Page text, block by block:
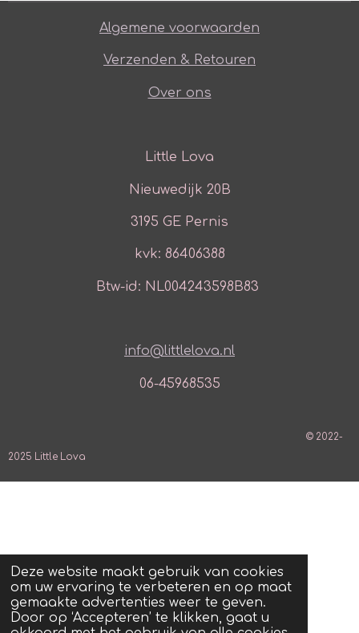
Deze website maakt gebruik van cookies
om uw ervaring te verbeteren en op maat
gemaakte advertenties weer te geven.
Door op ‘Accepteren’ te klikken, gaat u
Algemene voorwaarden
Verzenden & Retouren
Over ons
Little Lova
Nieuwedijk 20B
3195 GE Pernis
kvk: 86406388
Btw-id: NL004243598B83
info@littlelova.nl
06-45968535
© 2022-
2025 Little Lova